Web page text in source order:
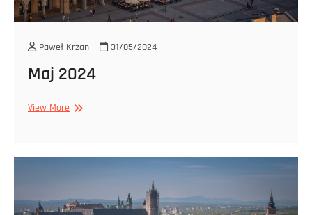
Paweł Krzan 31/05/2024
Maj 2024
View MoreMaj